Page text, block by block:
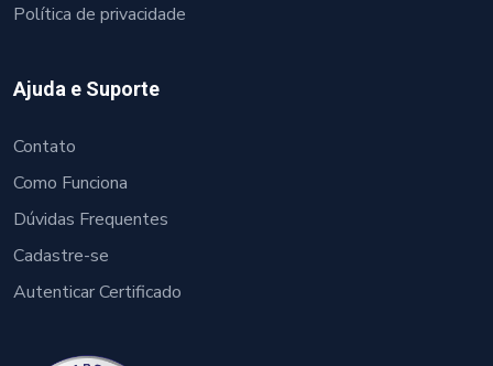
Política de privacidade
Ajuda e Suporte
Contato
Como Funciona
Dúvidas Frequentes
Cadastre-se
Autenticar Certificado